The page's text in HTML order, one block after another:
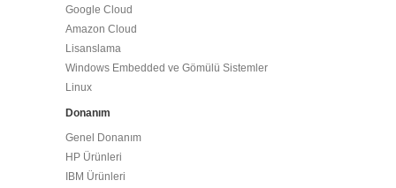
Google Cloud
Amazon Cloud
Lisanslama
Windows Embedded ve Gömülü Sistemler
Linux
Donanım
Genel Donanım
HP Ürünleri
IBM Ürünleri